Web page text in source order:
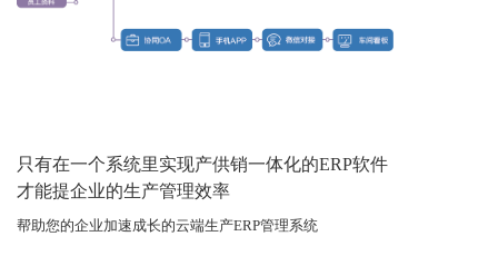
只有在一个系统里实现产供销一体化的ERP软件
才能提企业的生产管理效率
帮助您的企业加速成长的云端生产ERP管理系统